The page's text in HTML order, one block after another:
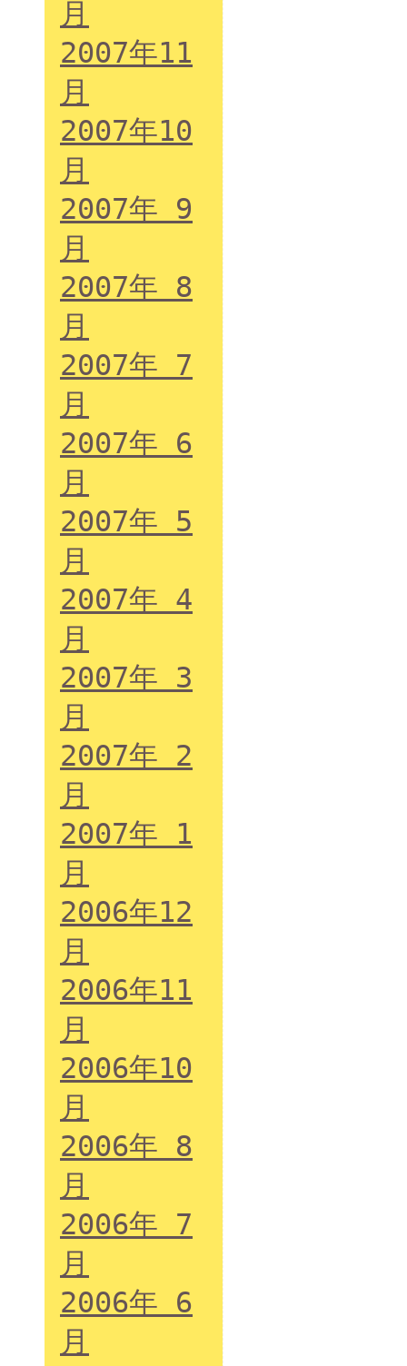
月
2007年11
月
2007年10
月
2007年 9
月
2007年 8
月
2007年 7
月
2007年 6
月
2007年 5
月
2007年 4
月
2007年 3
月
2007年 2
月
2007年 1
月
2006年12
月
2006年11
月
2006年10
月
2006年 8
月
2006年 7
月
2006年 6
月